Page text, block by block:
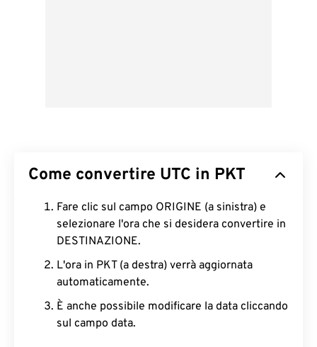
Come convertire UTC in PKT
Fare clic sul campo ORIGINE (a sinistra) e
selezionare l'ora che si desidera convertire in
DESTINAZIONE.
L'ora in PKT (a destra) verrà aggiornata
automaticamente.
È anche possibile modificare la data cliccando
sul campo data.